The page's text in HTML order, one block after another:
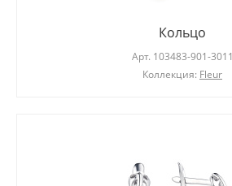
Кольцо
Арт. 103483-901-3011
Коллекция: Fleur